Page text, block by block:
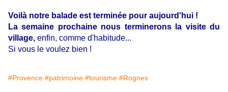
Voilà notre balade est terminée pour aujourd'hui !
La semaine prochaine nous terminerons la visite du
village, enfin, comme d'habitude...
Si vous le voulez bien !
#Provence #patrimoine #tourisme #Rognes